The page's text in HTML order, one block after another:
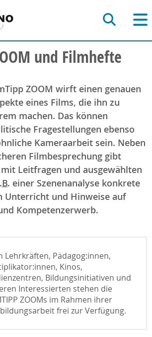
und Filmhefte
ZOOM wirft einen genauen
eines Films, die ihn zu
machen. Das können
Fragestellungen ebenso
Kameraarbeit sein. Neben
Filmbesprechung gibt
Leitfragen und ausgewählten
einer Szenenanalyse konkrete
Unterricht und Hinweise auf
Kompetenzerwerb.
Lehrkräften, Pädagog:innen,
Kinos,
Bildungsinitiativen und
Interessierten stehen die
ZOOMs im Rahmen ihrer
frei zur Verfügung.